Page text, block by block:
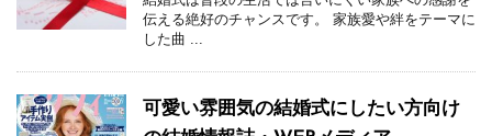
伝える絶好のチャンスです。 家族愛や絆をテーマに
した曲 ...
可愛い雰囲気の結婚式にしたい方向け